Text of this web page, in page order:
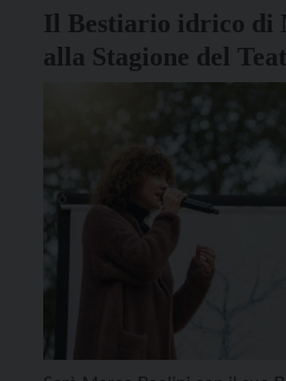
Il Bestiario idrico di
alla Stagione del